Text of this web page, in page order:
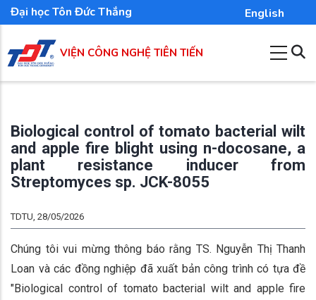
Nhảy
đến
nội
dung
Đại học Tôn Đức Thắng English
VIỆN CÔNG NGHỆ TIÊN TIẾN
Biological control of tomato bacterial wilt
and apple fire blight using n-docosane, a
plant resistance inducer from
Streptomyces sp. JCK-8055
TDTU, 28/05/2026
Chúng tôi vui mừng thông báo rằng TS. Nguyễn Thị Thanh
Loan và các đồng nghiệp đã xuất bản công trình có tựa đề
"Biological control of tomato bacterial wilt and apple fire